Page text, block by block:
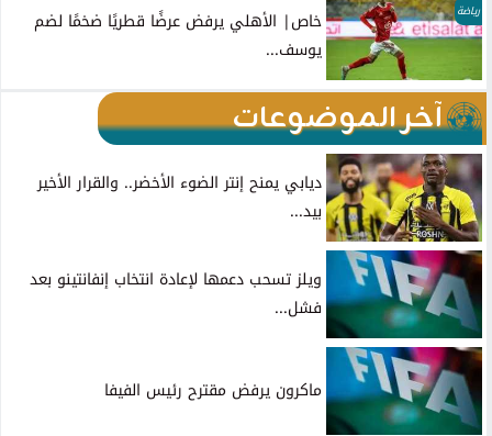
رياضة
خاص| الأهلي يرفض عرضًا قطريًا ضخمًا لضم
يوسف...
آخر الموضوعات
ديابي يمنح إنتر الضوء الأخضر.. والقرار الأخير
بيد...
ويلز تسحب دعمها لإعادة انتخاب إنفانتينو بعد
فشل...
ماكرون يرفض مقترح رئيس الفيفا